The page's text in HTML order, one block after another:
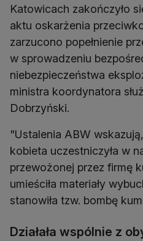
Katowicach zakończyło
aktu oskarżenia
zarzucono popełnienie
w sprowadzeniu
niebezpieczeństwa
ministra koordynatora
Dobrzyński.
"Ustalenia ABW
kobieta uczestniczyła w
przewożonej przez firmę
umieściła materiały
stanowiła tzw. bombę
Działała wspólnie z